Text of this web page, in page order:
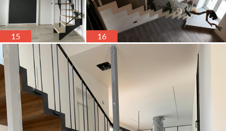
15 16